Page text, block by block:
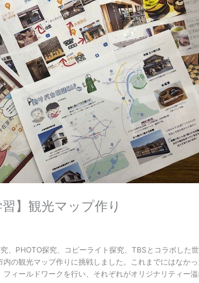
習】観光マップ作り
、PHOTO探究、コピーライト探究、TBSとコラボした
の観光マップ作りに挑戦しました。これまでにはなか
ィールドワークを行い、それぞれがオリジナリティー